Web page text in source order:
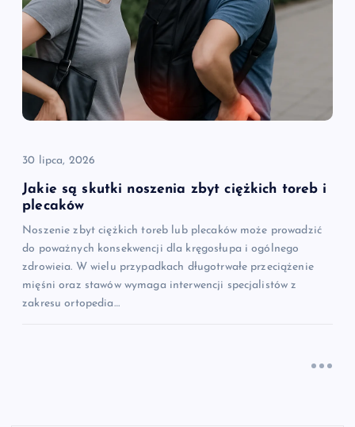
30 lipca, 2026
Jakie są skutki noszenia zbyt ciężkich toreb i
plecaków
Noszenie zbyt ciężkich toreb lub plecaków może prowadzić
do poważnych konsekwencji dla kręgosłupa i ogólnego
zdrowieia. W wielu przypadkach długotrwałe przeciążenie
mięśni oraz stawów wymaga interwencji specjalistów z
zakresu ortopedia…